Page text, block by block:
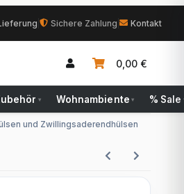
Sichere Zahlung Kontakt
0,00 €
▾ Wohnambiente ▾ % Sale
und Zwillingsaderendhülsen